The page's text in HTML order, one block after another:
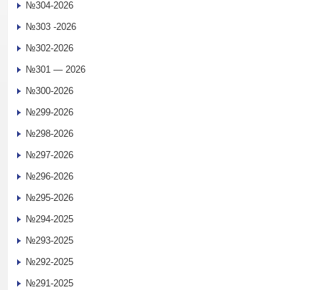
№304-2026
№303 -2026
№302-2026
№301 — 2026
№300-2026
№299-2026
№298-2026
№297-2026
№296-2026
№295-2026
№294-2025
№293-2025
№292-2025
№291-2025